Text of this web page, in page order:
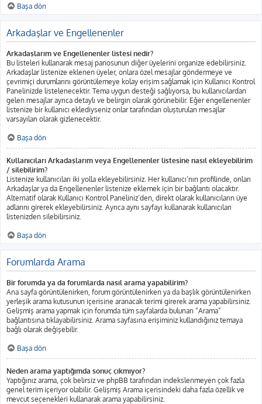
Başa dön
Arkadaşlar ve Engellenenler
Arkadaşlarım ve Engellenenler listesi nedir?
Bu listeleri kullanarak mesaj panosunun diğer üyelerini organize edebilirsiniz.
Arkadaşlar listenize eklenen üyeler, onlara özel mesajlar göndermeye ve
çevrimiçi durumlarını görüntülemeye kolay erişim sağlamak için Kullanıcı Kontrol
Panelinizde listelenecektir. Tema uygun desteği sağlıyorsa, bu kullanıcılardan
gelen mesajlar ayrıca detaylı ve belirgin olarak görünebilir. Eğer engellenenler
listenize bir kullanıcı eklediyseniz onlar tarafından oluşturulan mesajlar
varsayılan olarak gizlenecektir.
Başa dön
Kullanıcıları Arkadaşlarım veya Engellenenler listesine nasıl ekleyebilirim
/ silebilirim?
Listenize kullanıcıları iki yolla ekleyebilirsiniz. Her kullanıcı’nın profilinde, onları
Arkadaşlar ya da Engellenenler listenize eklemek için bir bağlantı olacaktır.
Alternatif olarak Kullanıcı Kontrol Paneliniz’den, direkt olarak kullanıcıların üye
adlarını girerek ekleyebilirsiniz. Ayrıca aynı sayfayı kullanarak kullanıcıları
listenizden silebilirsiniz.
Başa dön
Forumlarda Arama
Bir forumda ya da forumlarda nasıl arama yapabilirim?
Ana sayfa görüntülenirken, forum görüntülenirken ya da başlık görüntülenirken
yerleşik arama kutusunun içerisine aranacak terimi girerek arama yapabilirsiniz.
Gelişmiş arama yapmak için forumda tüm sayfalarda bulunan “Arama”
bağlantısına tıklayabilirsiniz. Arama sayfasına erişiminiz kullandığınız temaya
bağlı olarak değişebilir.
Başa dön
Neden arama yaptığımda sonuç çıkmıyor?
Yaptığınız arama, çok belirsiz ve phpBB tarafından indekslenmeyen çok fazla
genel terim içeriyor olabilir. Gelişmiş Arama içerisindeki daha fazla özellik ve
mevcut seçenekleri kullanarak arama yapabilirsiniz.